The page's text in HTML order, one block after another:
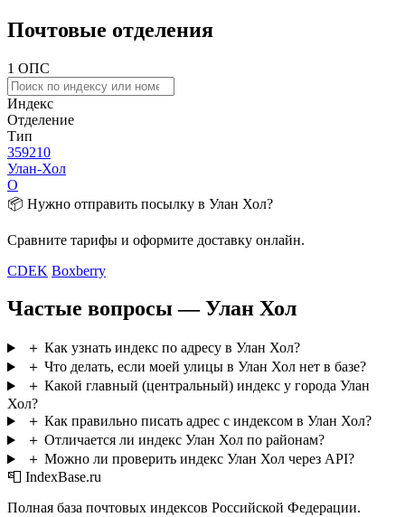
Почтовые отделения
1 ОПС
Индекс
Отделение
Тип
359210
Улан-Хол
О
📦 Нужно отправить посылку в Улан Хол?
Сравните тарифы и оформите доставку онлайн.
CDEK Boxberry
Частые вопросы — Улан Хол
＋ Как узнать индекс по адресу в Улан Хол?
＋ Что делать, если моей улицы в Улан Хол нет в базе?
＋ Какой главный (центральный) индекс у города Улан
Хол?
＋ Как правильно писать адрес с индексом в Улан Хол?
＋ Отличается ли индекс Улан Хол по районам?
＋ Можно ли проверить индекс Улан Хол через API?
📮 IndexBase.ru
Полная база почтовых индексов Российской Федерации.